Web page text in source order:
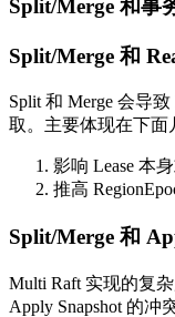
Split/Merge 和事
Split/Merge 和
Split 和 Merge 会导
取。主要体现在下面
影响 Lease 本
推高
Split/Merge 和
Multi Raft 实现的复
Apply Snapshot 的冲